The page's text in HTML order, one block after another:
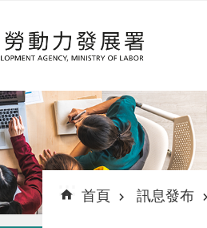
::: 首頁 訊息發布